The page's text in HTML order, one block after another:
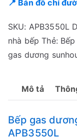
📍 Bản đồ chỉ
SKU: APB3550L
nhà bếp Thẻ:
gas dương
Mô tả
Bếp gas
APB3550L